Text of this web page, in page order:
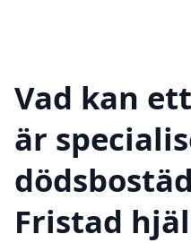
Vad kan
är
Fristad